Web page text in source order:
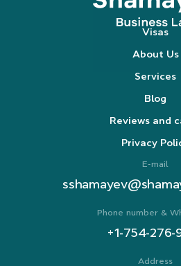
Visas
About Us
Services
Blog
Reviews and
Privacy
E-mail
Phone number &
+1-754-276-
Address